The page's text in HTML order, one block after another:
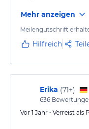
Mehr anzeigen
Meilengutschrift
Hilfreich
Erika (71+)
636
Vor 1 Jahr • Verreist